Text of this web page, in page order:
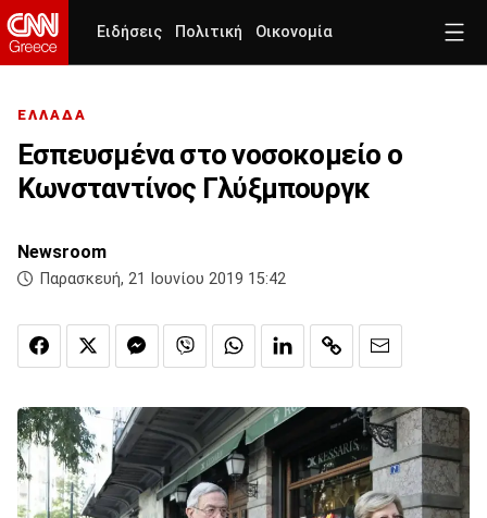
Ειδήσεις Πολιτική Οικονομία
ΕΛΛΑΔΑ
Εσπευσμένα στο νοσοκομείο ο
Κωνσταντίνος Γλύξμπουργκ
Newsroom
Παρασκευή, 21 Ιουνίου 2019 15:42